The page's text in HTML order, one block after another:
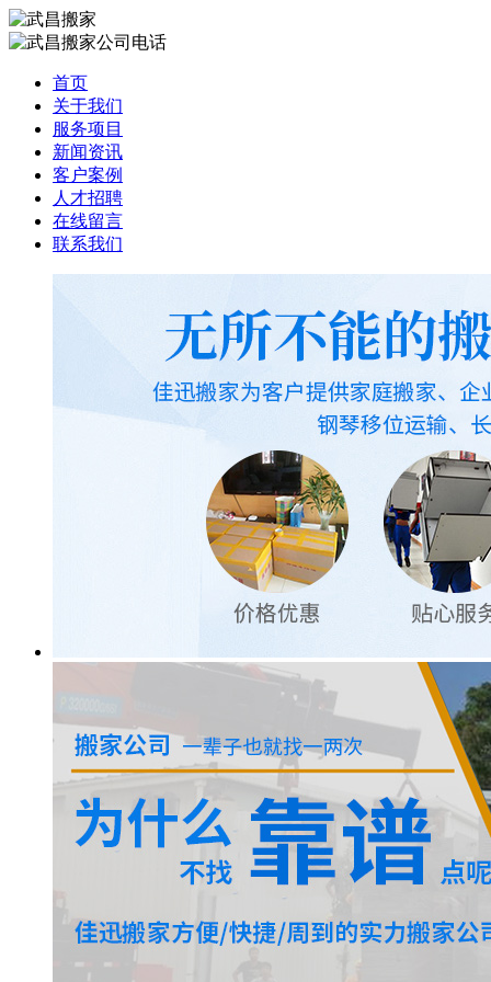
首页
关于我们
服务项目
新闻资讯
客户案例
人才招聘
在线留言
联系我们